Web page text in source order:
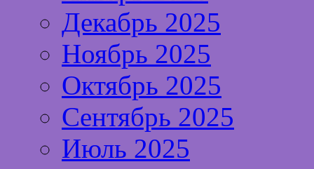
Декабрь 2025
Ноябрь 2025
Октябрь 2025
Сентябрь 2025
Июль 2025